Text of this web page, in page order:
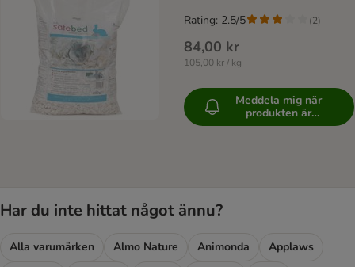
84,00 kr
105,00 kr / kg
Rating: 2.5/5 (2)
Meddela mig när
produkten är
tillgänglig
Har du inte hittat något ännu?
Alla varumärken Almo Nature Animonda
Applaws